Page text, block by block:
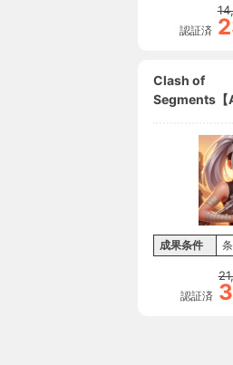
認証済
Clash of
Segments【
成果条件
認証済